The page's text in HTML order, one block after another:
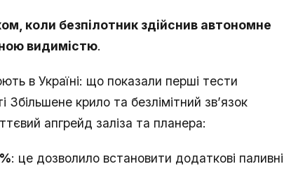
коли безпілотник здійснив автономне
видимістю.
в Україні: що показали перші тести
Збільшене крило та безлімітний зв’язок
апгрейд заліза та планера:
: це дозволило встановити додаткові паливні